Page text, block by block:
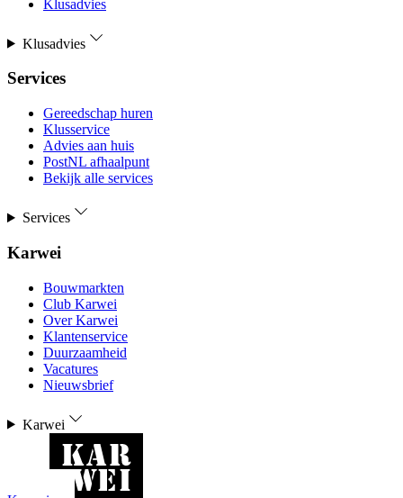
Klusadvies
Klusadvies
Services
Gereedschap huren
Klusservice
Advies aan huis
PostNL afhaalpunt
Bekijk alle services
Services
Karwei
Bouwmarkten
Club Karwei
Over Karwei
Klantenservice
Duurzaamheid
Vacatures
Nieuwsbrief
Karwei